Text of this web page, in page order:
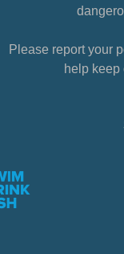
Please report your
help keep